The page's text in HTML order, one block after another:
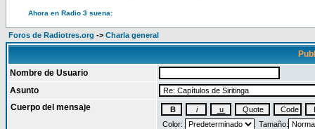
Ahora en Radio 3 suena:
Foros de Radiotres.org -> Charla general
Nombre de Usuario
Asunto
Cuerpo del mensaje
Color: Tamaño: